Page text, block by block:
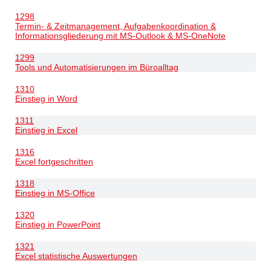
1298
Termin- & Zeitmanagement, Aufgabenkoordination &
Informationsgliederung mit MS-Outlook & MS-OneNote
1299
Tools und Automatisierungen im Büroalltag
1310
Einstieg in Word
1311
Einstieg in Excel
1316
Excel fortgeschritten
1318
Einstieg in MS-Office
1320
Einstieg in PowerPoint
1321
Excel statistische Auswertungen